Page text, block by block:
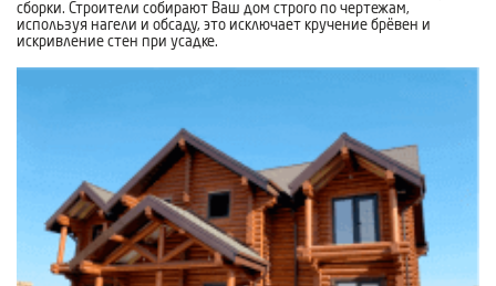
сборки. Строители собирают Ваш дом строго по чертежам,
используя нагели и обсаду, это исключает кручение брёвен и
искривление стен при усадке.